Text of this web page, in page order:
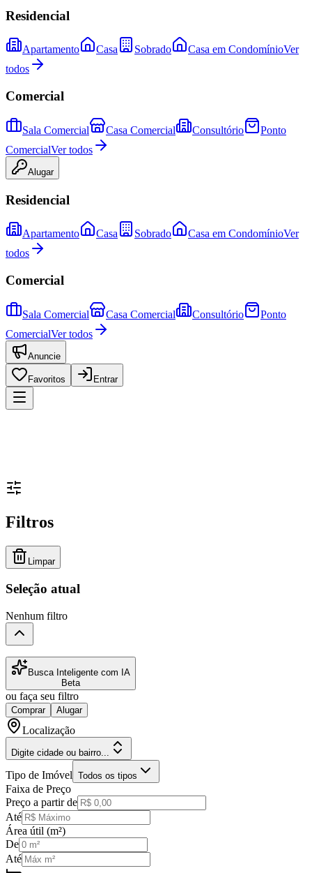
Residencial
Apartamento Casa Sobrado Casa em CondomínioVer
todos
Comercial
Sala Comercial Casa Comercial Consultório
Ponto
ComercialVer todos
Alugar
Residencial
Apartamento Casa Sobrado Casa em CondomínioVer
todos
Comercial
Sala Comercial Casa Comercial Consultório
Ponto
ComercialVer todos
Anuncie
Favoritos Entrar
Filtros
Limpar
Seleção atual
Nenhum filtro
Busca Inteligente com IA
Beta
ou faça seu filtro
Comprar Alugar
Localização
Digite cidade ou bairro...
Tipo de Imóvel Todos os tipos
Faixa de Preço
Preço a partir de
Até
Área útil (m²)
De
Até